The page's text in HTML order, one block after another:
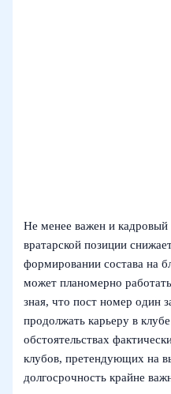
Не менее важен и кадровый
вратарской позиции
формировании состава на
может планомерно
зная, что пост номер один
продолжать карьеру в
обстоятельствах
клубов, претендующих на
долгосрочность крайне